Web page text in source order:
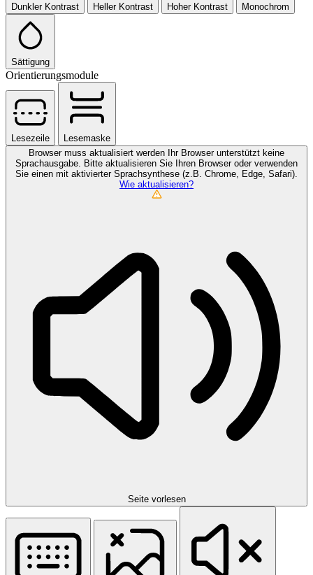
Dunkler Kontrast Heller Kontrast Hoher Kontrast Monochrom
Sättigung
Orientierungsmodule
Lesezeile
Lesemaske
Browser muss aktualisiert werden
Ihr Browser unterstützt keine
Sprachausgabe. Bitte aktualisieren Sie Ihren Browser oder verwenden
Sie einen mit aktivierter Sprachsynthese (z.B. Chrome, Edge, Safari).
Wie aktualisieren?
Seite vorlesen